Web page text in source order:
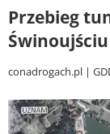
Przebieg
conadrogach.pl